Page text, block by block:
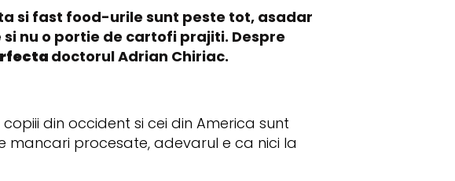
si fast food-urile sunt peste tot, asadar
nu o portie de cartofi prajiti. Despre
doctorul Adrian Chiriac.
din occident si cei din America sunt
mancari procesate, adevarul e ca nici la